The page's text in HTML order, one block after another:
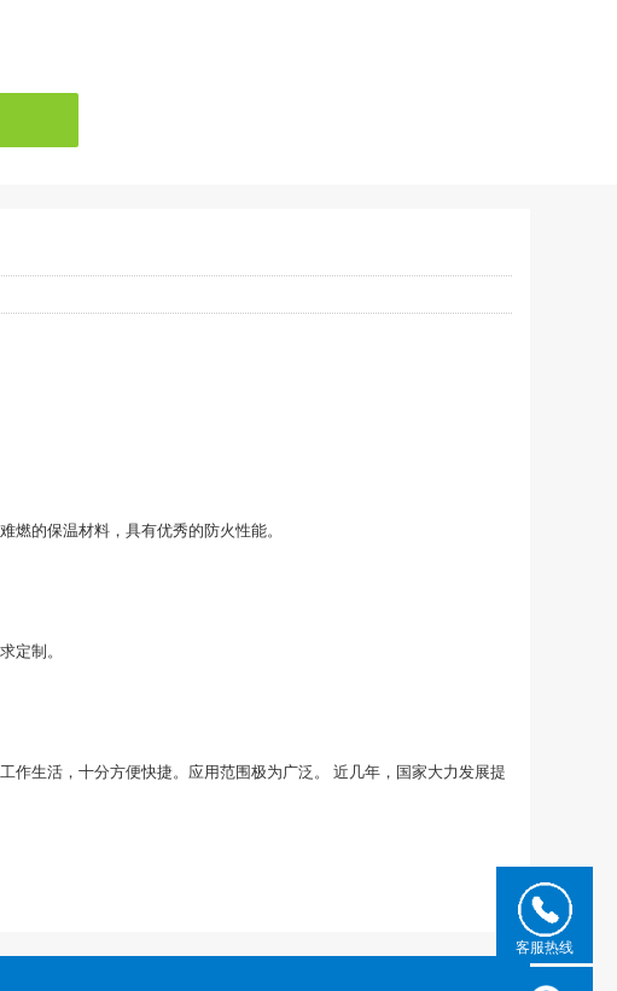
的保温材料，具有优秀的防火性能。
定制。
生活，十分方便快捷。应用范围极为广泛。 近几年，国家大力发展提
客服热线